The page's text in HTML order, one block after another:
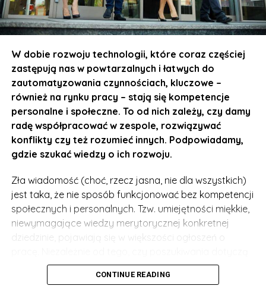
W dobie rozwoju technologii, które coraz częściej
zastępują nas w powtarzalnych i łatwych do
zautomatyzowania czynnościach, kluczowe –
również na rynku pracy – stają się kompetencje
personalne i społeczne. To od nich zależy, czy damy
radę współpracować w zespole, rozwiązywać
konflikty czy też rozumieć innych. Podpowiadamy,
gdzie szukać wiedzy o ich rozwoju.
Zła wiadomość (choć, rzecz jasna, nie dla wszystkich)
jest taka, że nie sposób funkcjonować bez kompetencji
społecznych i personalnych. Tzw. umiejętności miękkie,
niewymagające wiedzy merytorycznej konkretnej
programistów, czy specjalistów branży ekonomiczno-
administracyjnej – pracodawcy stawiają na te
CONTINUE READING